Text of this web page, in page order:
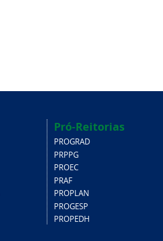
Pró-Reitorias
PROGRAD
PRPPG
PROEC
PRAF
PROPLAN
PROGESP
PROPEDH